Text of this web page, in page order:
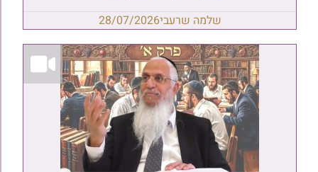
שלמה שרעבי28/07/2026